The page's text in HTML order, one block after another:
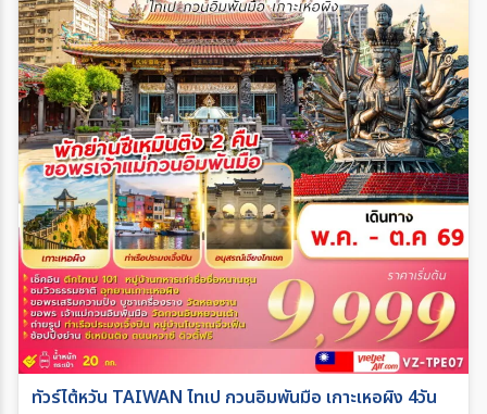
ทัวร์ไต้หวัน TAIWAN ไทเป กวนอิมพันมือ เกาะเหอผิง 4วัน